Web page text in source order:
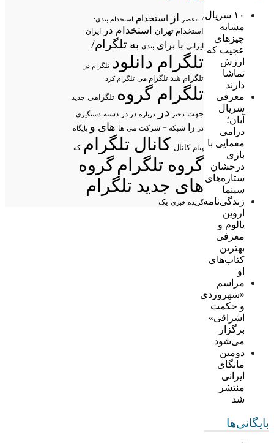
۱۰ سریال
مشابه
چیزهای
عجیب که
ارزش
تماشا
دارند
معرفی
سریال
آبان؛
درامی
معمایی با
بازی
درخشان
ستاره‌های
سینما
زندگی‌نامه
اروین
یالوم و
معرفی
بهترین
کتاب‌های
او
مراسم
«سهروردی
و حکمت
اشراقی»
برگزار
می‌شود
دومین
مانگای
ایرانی
منتشر
شد
بایگانی‌ها
/ «عصر از استخدام استخدام بندی:
استخدام تهران استخدام در ایران
ایرانی با برای بندی به تلگرام/
تلگرام دانلود تلگرام در
تلگرام شد تلگرام می تلگرام کرد
تلگرام گروه تلگرامی جدید
جهت دختر در درباره در در دسته دستگیری
در
را شبکه + شرکت می ها های و پایگاه
پیام کانال کانال تلگرام که
گروه تلگرامگروه
های جدید تلگرام
گزیده خبری یک